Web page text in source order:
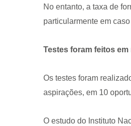
No entanto, a taxa de
particularmente em
Testes foram feitos em
Os testes foram
aspirações, em 10
O estudo do Instituto
da
base
29 de